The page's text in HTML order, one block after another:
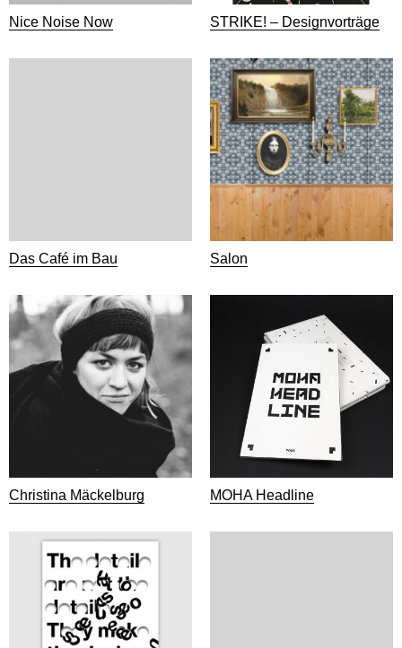
Nice Noise Now STRIKE! – Designvorträge
Das Café im Bau Salon
Christina Mäckelburg MOHA Headline